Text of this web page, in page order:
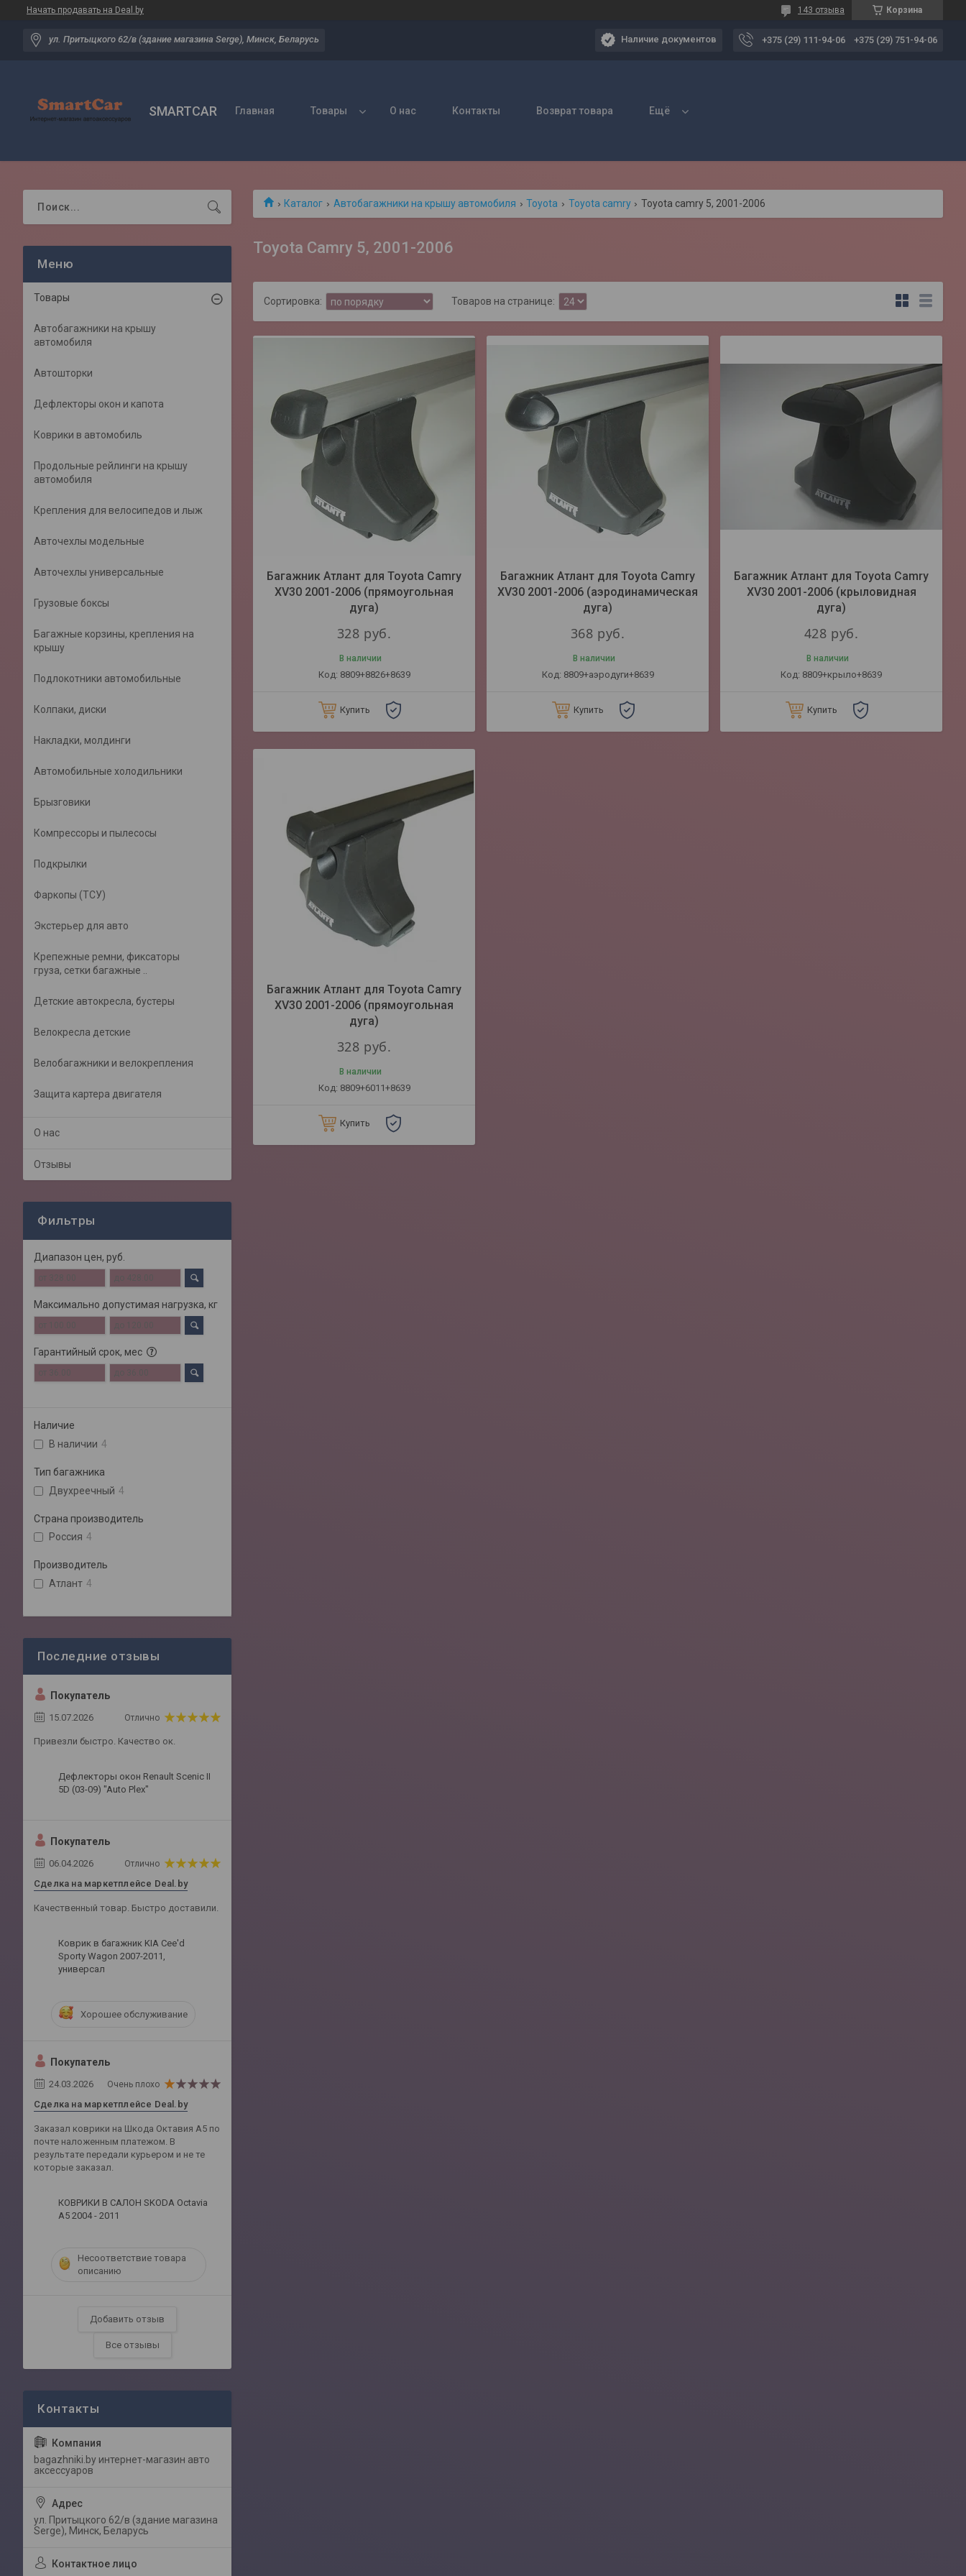
Начать продавать на Deal.by Корзина
143 отзыва
ул. Притыцкого 62/в (здание магазина Serge), Минск, Беларусь Наличие документов +375 (29) 111-94-06 +375 (29) 751-94-06
SMARTCAR Главная Товары О нас Контакты Возврат товара Ещё
Каталог Автобагажники на крышу автомобиля Toyota Toyota camry Toyota camry 5, 2001-2006
Toyota Camry 5, 2001-2006
Багажник Атлант для Toyota Camry
XV30 2001-2006 (прямоугольная
дуга)
328 руб.
В наличии
8809+8826+8639
Купить
Багажник Атлант для Toyota Camry
XV30 2001-2006 (аэродинамическая
дуга)
368 руб.
В наличии
8809+аэродуги+8639
Купить
Багажник Атлант для Toyota Camry
XV30 2001-2006 (крыловидная
дуга)
428 руб.
В наличии
8809+крыло+8639
Купить
Багажник Атлант для Toyota Camry
XV30 2001-2006 (прямоугольная
дуга)
328 руб.
В наличии
8809+6011+8639
Купить
Товары
Автобагажники на крышу
автомобиля
Автошторки
Дефлекторы окон и капота
Коврики в автомобиль
Продольные рейлинги на крышу
автомобиля
Крепления для велосипедов и лыж
Авточехлы модельные
Авточехлы универсальные
Грузовые боксы
Багажные корзины, крепления на
крышу
Подлокотники автомобильные
Колпаки, диски
Накладки, молдинги
Автомобильные холодильники
Брызговики
Компрессоры и пылесосы
Подкрылки
Фаркопы (ТСУ)
Экстерьер для авто
Крепежные ремни, фиксаторы
груза, сетки багажные ..
Детские автокресла, бустеры
Велокресла детские
Велобагажники и велокрепления
Защита картера двигателя
О нас
Отзывы
Фильтры
Диапазон цен, руб.
Максимально допустимая нагрузка, кг
Гарантийный срок, мес
Наличие
В наличии 4
Тип багажника
Двухреечный 4
Страна производитель
Россия 4
Производитель
Атлант 4
Покупатель
15.07.2026 Отлично
Привезли быстро. Качество ок.
Дефлекторы окон Renault Scenic II
5D (03-09) "Auto Plex"
Покупатель
06.04.2026 Отлично
Сделка на маркетплейсе Deal.by
Качественный товар. Быстро доставили.
Коврик в багажник KIA Cee'd
Sporty Wagon 2007-2011,
универсал
Хорошее обслуживание
Покупатель
24.03.2026 Очень плохо
Сделка на маркетплейсе Deal.by
Заказал коврики на Шкода Октавия А5 по
почте наложенным платежом. В
результате передали курьером и не те
которые заказал.
КОВРИКИ В САЛОН SKODA Octavia
A5 2004 - 2011
Несоответствие товара
описанию
Добавить отзыв
Все отзывы
bagazhniki.by интернет-магазин авто
аксессуаров
ул. Притыцкого 62/в (здание магазина
Serge), Минск, Беларусь